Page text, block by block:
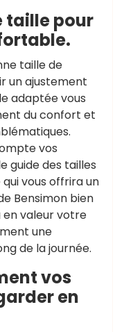
taille pour
taille de
un ajustement
adaptée vous
du confort et
vos
guide des tailles
vous offrira un
Bensimon bien
valeur votre
une
de la journée.
vos
en